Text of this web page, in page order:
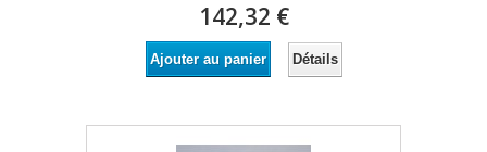
142,32 €
Ajouter au panier Détails